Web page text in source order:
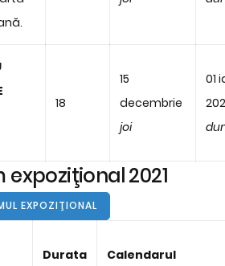
18
15
decembrie
joi
01
expoziţional 2021
EXPOZIŢIONAL
Durata Calendarul